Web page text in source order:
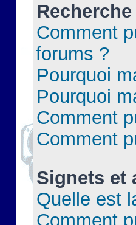
Comment
forums ?
Pourquoi
Pourquoi
Comment
Comment
Signets et
Quelle est
Comment